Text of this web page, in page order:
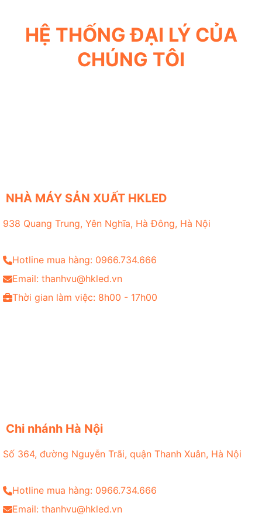
HỆ THỐNG ĐẠI LÝ CỦA
CHÚNG TÔI
NHÀ MÁY SẢN XUẤT HKLED
938 Quang Trung, Yên Nghĩa, Hà Đông, Hà Nội
Hotline mua hàng: 0966.734.666
Email: thanhvu@hkled.vn
Thời gian làm việc: 8h00 - 17h00
Chi nhánh Hà Nội
Số 364, đường Nguyễn Trãi, quận Thanh Xuân, Hà Nội
Hotline mua hàng: 0966.734.666
Email: thanhvu@hkled.vn